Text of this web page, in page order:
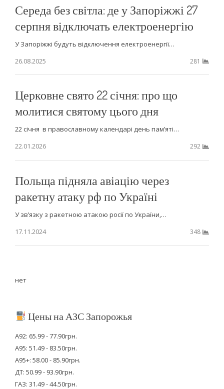
Середа без світла: де у Запоріжжі 27
серпня відключать електроенергію
У Запоріжжі будуть відключення електроенергії…
26.08.2025
281
Церковне свято 22 січня: про що
молитися святому цього дня
22 січня в православному календарі день пам’яті…
22.01.2026
292
Польща підняла авіацію через
ракетну атаку рф по Україні
У зв’язку з ракетною атакою росії по України,…
17.11.2024
348
нет
Цены на АЗС Запорожья
А92: 65.99 - 77.90грн.
А95: 51.49 - 83.50грн.
А95+: 58.00 - 85.90грн.
ДТ: 50.99 - 93.90грн.
ГАЗ: 31.49 - 44.50грн.